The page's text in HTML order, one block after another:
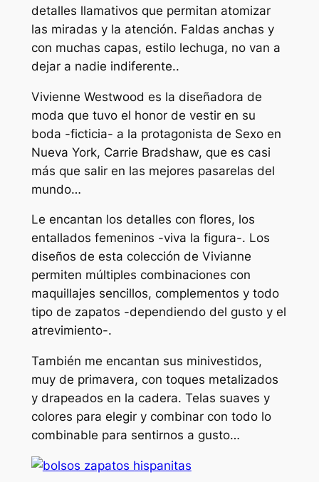
detalles llamativos que permitan atomizar
las miradas y la atención. Faldas anchas y
con muchas capas, estilo lechuga, no van a
dejar a nadie indiferente..
Vivienne Westwood es la diseñadora de
moda que tuvo el honorde vestir en su
boda -ficticia- a la protagonista de Sexo en
Nueva York, Carrie Bradshaw, que es casi
más que salir en las mejores pasarelas del
mundo…
Le encantan los detalles con flores, los
entallados femeninos -viva la figura-. Los
diseños de esta colección de Vivianne
permiten múltiples combinaciones con
maquillajes sencillos, complementos y todo
tipo de zapatos -dependiendo del gusto y el
atrevimiento-.
También me encantan sus minivestidos,
muy de primavera, con toques metalizados
y drapeados en la cadera. Telas suaves y
colores para elegir y combinar con todo lo
combinable para sentirnos a gusto…